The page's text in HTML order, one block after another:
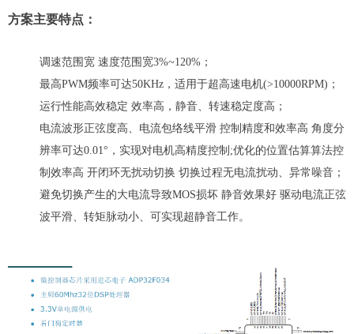
方案主要特点：
调速范围宽 速度范围宽3%~120%；
最高PWM频率可达50KHz，适用于超高速电机(>10000RPM)；
运行性能高效稳定 效率高，静音、转速稳定度高；
电流波形正弦度高、电流包络线平滑 控制精度和效率高 角度分
辨率可达0.01°，实现对电机高精度控制;优化的位置估算算法控
制效率高 开闭环无扰动切换 切换过程无电流扰动、异常噪音；
避免切换产生的大电流导致MOS损坏 静音效果好 驱动电流正弦
波平滑、转矩脉动小、可实现超静音工作。